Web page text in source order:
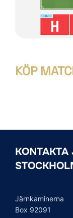
KÖP
Järnkaminerna
Box 92091